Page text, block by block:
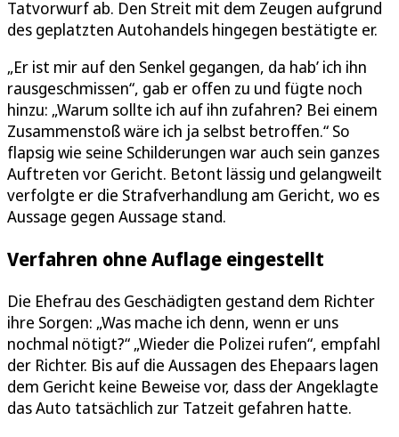
Tatvorwurf ab. Den Streit mit dem Zeugen aufgrund
des geplatzten Autohandels hingegen bestätigte er.
„Er ist mir auf den Senkel gegangen, da hab’ ich ihn
rausgeschmissen“, gab er offen zu und fügte noch
hinzu: „Warum sollte ich auf ihn zufahren? Bei einem
Zusammenstoß wäre ich ja selbst betroffen.“ So
flapsig wie seine Schilderungen war auch sein ganzes
Auftreten vor Gericht. Betont lässig und gelangweilt
verfolgte er die Strafverhandlung am Gericht, wo es
Aussage gegen Aussage stand.
Verfahren ohne Auflage eingestellt
Die Ehefrau des Geschädigten gestand dem Richter
ihre Sorgen: „Was mache ich denn, wenn er uns
nochmal nötigt?“ „Wieder die Polizei rufen“, empfahl
der Richter. Bis auf die Aussagen des Ehepaars lagen
dem Gericht keine Beweise vor, dass der Angeklagte
das Auto tatsächlich zur Tatzeit gefahren hatte.